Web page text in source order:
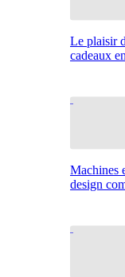
Le plaisir
cadeaux
Machines
design